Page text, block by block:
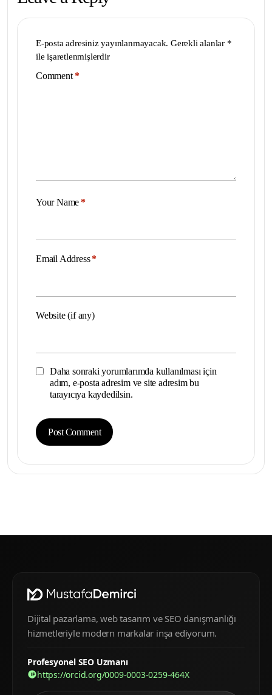
E-posta adresiniz yayınlanmayacak. Gerekli alanlar *
ile işaretlenmişlerdir
Comment*
Your Name*
Email Address*
Website (if any)
Daha sonraki yorumlarımda kullanılması için
adım, e-posta adresim ve site adresim bu
tarayıcıya kaydedilsin.
Dijital pazarlama, web tasarım ve SEO danışmanlığı
hizmetleriyle modern markalar inşa ediyorum.
Profesyonel SEO Uzmanı
https://orcid.org/0009-0003-0259-464X